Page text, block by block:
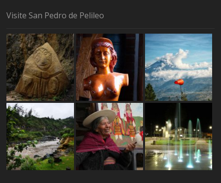
Visite San Pedro de Pelileo